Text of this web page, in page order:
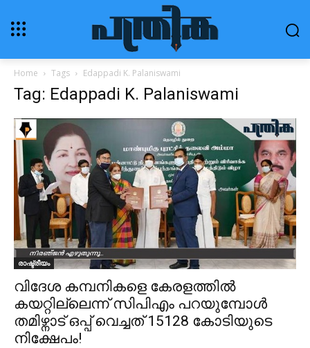
Home Tags Edappadi K. Palaniswami
Tag: Edappadi K. Palaniswami
രാഷ്ട്രീയം
വിദേശ കമ്പനികളെ കേരളത്തിൽ
കയറ്റില്ലെന്ന് സിപിഎം പറയുമ്പോൾ
തമിഴ്നാട് ഒപ്പ് വെച്ചത് 15128 കോടിയുടെ
നിക്ഷേപം!